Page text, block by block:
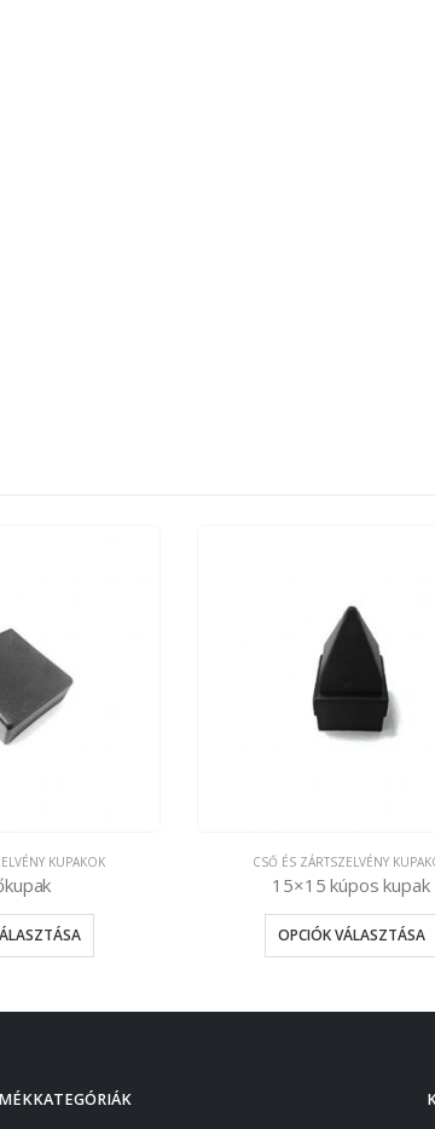
KUPAKOK CSŐ ÉS ZÁRTSZELVÉNY
15×15 kúpos kupak
OPCIÓK VÁLASZTÁSA